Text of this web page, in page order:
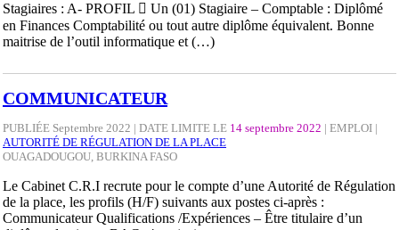
Stagiaires : A- PROFIL  Un (01) Stagiaire – Comptable : Diplômé
en Finances Comptabilité ou tout autre diplôme équivalent. Bonne
maitrise de l’outil informatique et (…)
COMMUNICATEUR
PUBLIÉE Septembre 2022 | DATE LIMITE LE 14 septembre 2022 | EMPLOI |
AUTORITÉ DE RÉGULATION DE LA PLACE
OUAGADOUGOU, BURKINA FASO
Le Cabinet C.R.I recrute pour le compte d’une Autorité de Régulation
de la place, les profils (H/F) suivants aux postes ci-après :
Communicateur Qualifications /Expériences – Être titulaire d’un